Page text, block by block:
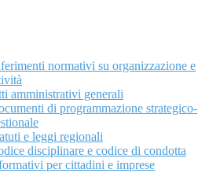
normativi su organizzazione e
amministrativi generali
di programmazione strategico-
e leggi regionali
disciplinare e codice di condotta
per cittadini e imprese